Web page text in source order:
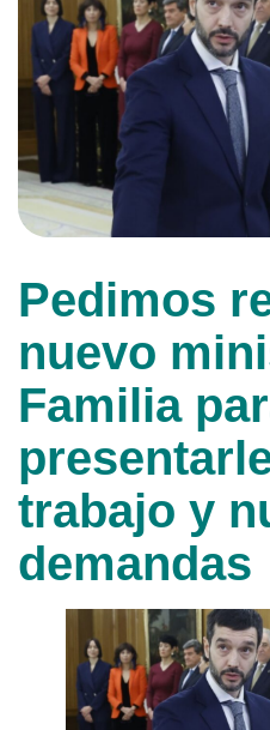
Pedimos
nuevo
Familia
trabajo y
demandas